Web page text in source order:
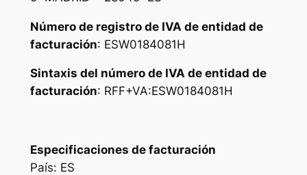
Número de registro de IVA de entidad de
facturación: ESW0184081H
Sintaxis del número de IVA de entidad de
facturación: RFF+VA:ESW0184081H
Especificaciones de facturación
País: ES